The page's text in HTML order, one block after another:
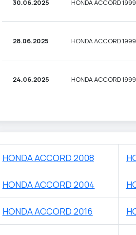
30.06.2025 HONDA ACCORD 1999
28.06.2025 HONDA ACCORD 1999
24.06.2025 HONDA ACCORD 1999
HONDA ACCORD 2008
HONDA ACCORD 2004
HONDA ACCORD 2016